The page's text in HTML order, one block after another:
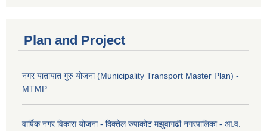
Plan and Project
नगर यातायात गुरु योजना (Municipality Transport Master Plan) -
MTMP
वार्षिक नगर विकास योजना - दिक्तेल रुपाकोट मझुवागढी नगरपालिका - आ.व.